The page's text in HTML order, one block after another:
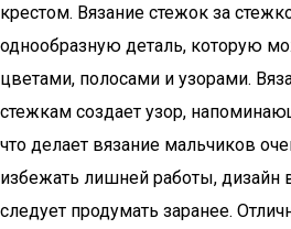
крестом. Вязание стежок за
однообразную деталь, которую
цветами, полосами и узорами.
стежкам создает узор,
что делает вязание мальчиков
избежать лишней работы,
следует продумать заранее.